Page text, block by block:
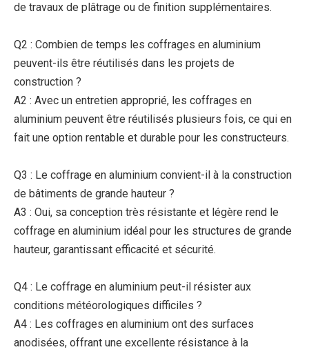
de travaux de plâtrage ou de finition supplémentaires.
Q2 : Combien de temps les coffrages en aluminium
peuvent-ils être réutilisés dans les projets de
construction ?
A2 : Avec un entretien approprié, les coffrages en
aluminium peuvent être réutilisés plusieurs fois, ce qui en
fait une option rentable et durable pour les constructeurs.
Q3 : Le coffrage en aluminium convient-il à la construction
de bâtiments de grande hauteur ?
A3 : Oui, sa conception très résistante et légère rend le
coffrage en aluminium idéal pour les structures de grande
hauteur, garantissant efficacité et sécurité.
Q4 : Le coffrage en aluminium peut-il résister aux
conditions météorologiques difficiles ?
A4 : Les coffrages en aluminium ont des surfaces
anodisées, offrant une excellente résistance à la